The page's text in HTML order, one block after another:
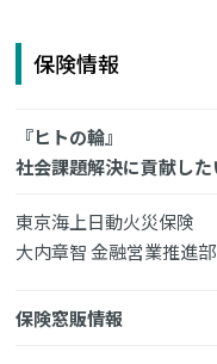
保険情報
『ヒトの輪』
社会課題解決に貢献した
東京海上日動火災保険
大内章智 金融営業推進
保険窓販情報